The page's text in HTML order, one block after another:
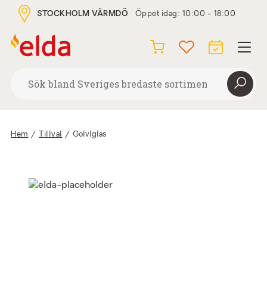
STOCKHOLM VÄRMDÖ Öppet idag: 10:00 - 18:00
Hem / Tillval / Golvlglas